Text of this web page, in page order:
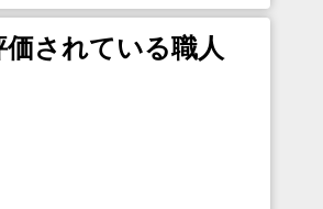
価されている職人